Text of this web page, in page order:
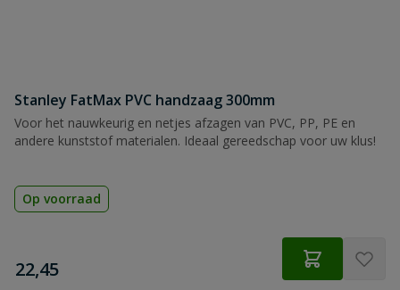
Stanley FatMax PVC handzaag 300mm
Voor het nauwkeurig en netjes afzagen van PVC, PP, PE en
andere kunststof materialen. Ideaal gereedschap voor uw klus!
Op voorraad
€
22,45